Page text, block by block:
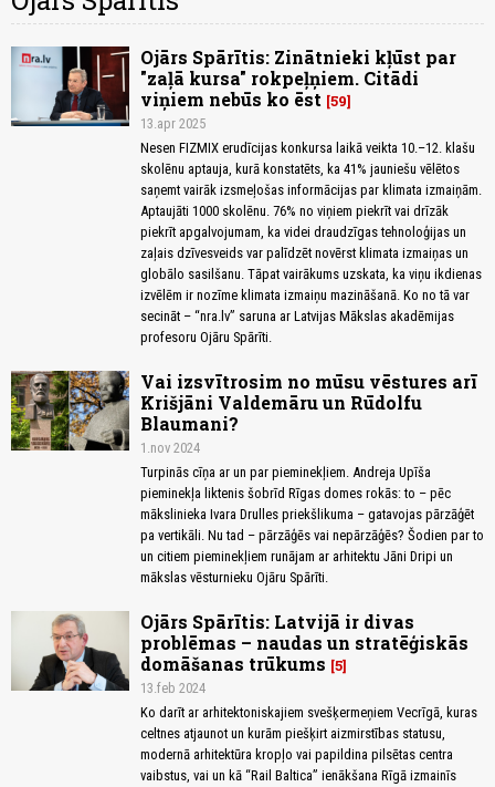
Ojārs Spārītis: Zinātnieki kļūst par
"zaļā kursa" rokpeļņiem. Citādi
viņiem nebūs ko ēst 59
13.apr 2025
Nesen FIZMIX erudīcijas konkursa laikā veikta 10.–12. klašu
skolēnu aptauja, kurā konstatēts, ka 41% jauniešu vēlētos
saņemt vairāk izsmeļošas informācijas par klimata izmaiņām.
Aptaujāti 1000 skolēnu. 76% no viņiem piekrīt vai drīzāk
piekrīt apgalvojumam, ka videi draudzīgas tehnoloģijas un
zaļais dzīvesveids var palīdzēt novērst klimata izmaiņas un
globālo sasilšanu. Tāpat vairākums uzskata, ka viņu ikdienas
izvēlēm ir nozīme klimata izmaiņu mazināšanā. Ko no tā var
secināt – “nra.lv” saruna ar Latvijas Mākslas akadēmijas
profesoru Ojāru Spārīti.
Vai izsvītrosim no mūsu vēstures arī
Krišjāni Valdemāru un Rūdolfu
Blaumani?
1.nov 2024
Turpinās cīņa ar un par pieminekļiem. Andreja Upīša
pieminekļa liktenis šobrīd Rīgas domes rokās: to – pēc
mākslinieka Ivara Drulles priekšlikuma – gatavojas pārzāģēt
pa vertikāli. Nu tad – pārzāģēs vai nepārzāģēs? Šodien par to
un citiem pieminekļiem runājam ar arhitektu Jāni Dripi un
mākslas vēsturnieku Ojāru Spārīti.
Ojārs Spārītis: Latvijā ir divas
problēmas – naudas un stratēģiskās
domāšanas trūkums 5
13.feb 2024
Ko darīt ar arhitektoniskajiem svešķermeņiem Vecrīgā, kuras
celtnes atjaunot un kurām piešķirt aizmirstības statusu,
modernā arhitektūra kropļo vai papildina pilsētas centra
vaibstus, vai un kā “Rail Baltica” ienākšana Rīgā izmainīs